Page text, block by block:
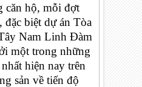
căn hộ, mỗi đợt
đặc biệt dự án Tòa
Nam Linh Đàm
một trong những
hiện nay trên
sản về tiến độ